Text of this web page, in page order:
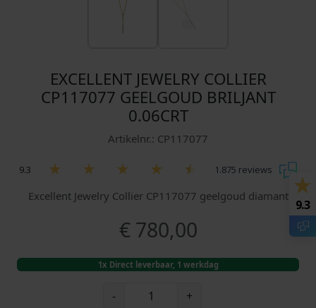
EXCELLENT JEWELRY COLLIER
CP117077 GEELGOUD BRILJANT
0.06CRT
Artikelnr.: CP117077
9.3 1.875 reviews
Excellent Jewelry Collier CP117077 geelgoud diamant
€780,00
1x Direct leverbaar, 1 werkdag
- +
9.3